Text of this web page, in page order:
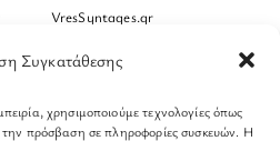
Συγκατάθεσης
χρησιμοποιούμε τεχνολογίες όπως
πρόσβαση σε πληροφορίες συσκευών. Η
VresSyntages.gr
Xristianika.gr
ZoumeKalytera.gr